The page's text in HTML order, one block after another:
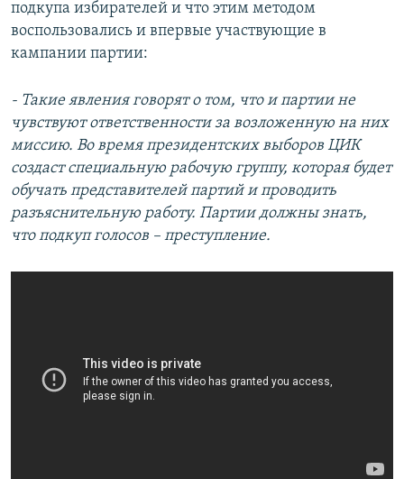
подкупа избирателей и что этим методом
воспользовались и впервые участвующие в
кампании партии:
- Такие явления говорят о том, что и партии не
чувствуют ответственности за возложенную на них
миссию. Во время президентских выборов ЦИК
создаст специальную рабочую группу, которая будет
обучать представителей партий и проводить
разъяснительную работу. Партии должны знать,
что подкуп голосов – преступление.